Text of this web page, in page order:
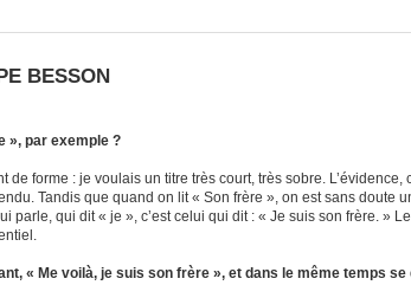
BESSON
», par exemple ?
de forme : je voulais un titre très court, très sobre. L’évidence,
Tandis que quand on lit « Son frère », on est sans doute
parle, qui dit « je », c’est celui qui dit : « Je suis son frère. »
« Me voilà, je suis son frère », et dans le même temps